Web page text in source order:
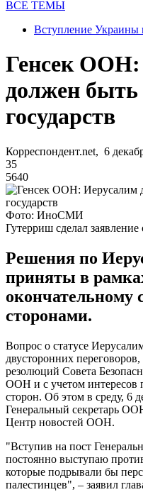
ВСЕ ТЕМЫ
Вступление Украины
Генсек ООН:
должен быть
государств
Корреспондент.net, 6
35
5640
Фото: ИноСМИ
Гутерриш сделал
Решения по
приняты в
окончательному
сторонами.
Вопрос о статусе
двусторонних
резолюций Совета
ООН и с учетом интересов
сторон. Об этом в среду, 6
Генеральный секретарь
Центр новостей ООН.
"Вступив на пост
постоянно выступаю
которые подрывали бы
палестинцев", – заявил